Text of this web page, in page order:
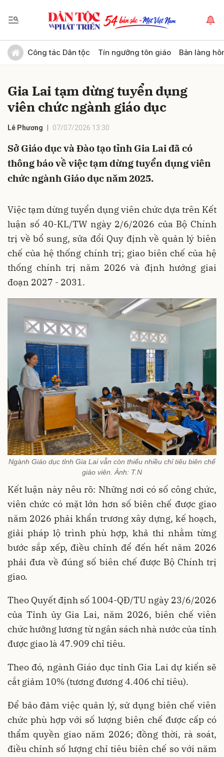
Công tác Dân tộc Tín ngưỡng tôn giáo Bản làng
Gia Lai tạm dừng tuyển dụng
viên chức ngành giáo dục
Lê Phương 07/07/2026 13:30
Sở Giáo dục và Đào tạo tỉnh Gia Lai đã có
thông báo về việc tạm dừng tuyển dụng viên
chức ngành Giáo dục năm 2025.
Việc tạm dừng tuyển dụng viên chức dựa trên Kết
luận số 40-KL/TW ngày 2/6/2026 của Bộ Chính
trị về bổ sung, sửa đổi Quy định về quản lý biên
chế của hệ thống chính trị; giao biên chế của hệ
thống chính trị năm 2026 và định hướng giai
đoạn 2027 - 2031.
Ngành Giáo dục tỉnh Gia Lai vẫn còn thiếu nhiều chỉ tiêu biên chế
giáo viên. Ảnh: T.N
Kết luận này nêu rõ: Những nơi có số công chức,
viên chức có mặt lớn hơn số biên chế được giao
năm 2026 phải khẩn trương xây dựng, kế hoạch,
giải pháp lộ trình phù hợp, khả thi nhằm từng
bước sắp xếp, điều chỉnh để đến hết năm 2026
phải đưa về đúng số biên chế được Bộ Chính trị
giao.
Theo Quyết định số 1004-QĐ/TU ngày 23/6/2026
của Tỉnh ủy Gia Lai, năm 2026, biên chế viên
chức hưởng lương từ ngân sách nhà nước của tỉnh
được giao là 47.909 chỉ tiêu.
Theo đó, ngành Giáo dục tỉnh Gia Lai dự kiến sẽ
cắt giảm 10% (tương đương 4.406 chỉ tiêu).
Để bảo đảm việc quản lý, sử dụng biên chế viên
chức phù hợp với số lượng biên chế được cấp có
thẩm quyền giao năm 2026; đồng thời, rà soát,
điều chỉnh số lượng chỉ tiêu biên chế so với năm
Gửi bình luận
Hủy